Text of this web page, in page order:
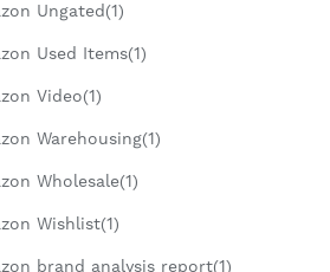
Ungated(1)
Used Items(1)
Video(1)
Warehousing(1)
Wholesale(1)
Wishlist(1)
brand analysis report(1)